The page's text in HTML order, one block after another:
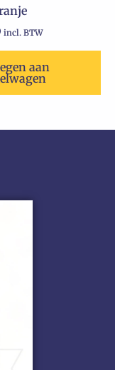
incl. BTW
aan